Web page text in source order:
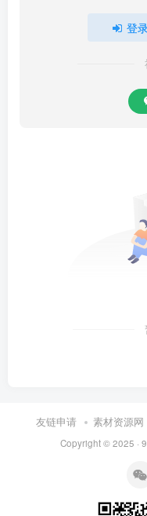
登
友链申请 素材资源网
Copyright © 2025 ·